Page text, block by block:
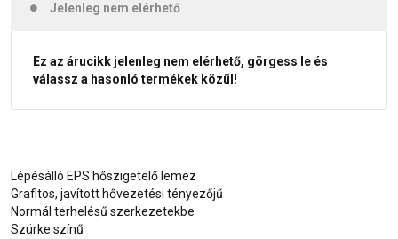
Jelenleg nem elérhető
Ez az árucikk jelenleg nem elérhető, görgess le és
válassz a hasonló termékek közül!
Lépésálló EPS hőszigetelő lemez
Grafitos, javított hővezetési tényezőjű
Normál terhelésű szerkezetekbe
Szürke színű